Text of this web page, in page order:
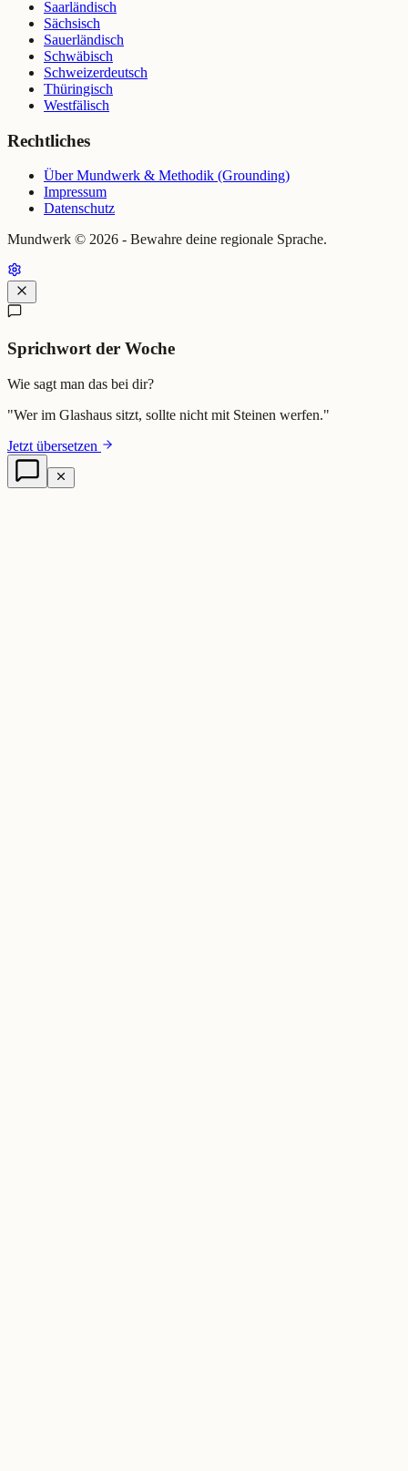
Saarländisch
Sächsisch
Sauerländisch
Schwäbisch
Schweizerdeutsch
Thüringisch
Westfälisch
Rechtliches
Über Mundwerk & Methodik (Grounding)
Impressum
Datenschutz
Mundwerk © 2026 - Bewahre deine regionale Sprache.
Sprichwort der Woche
Wie sagt man das bei dir?
"Wer im Glashaus sitzt, sollte nicht mit Steinen werfen."
Jetzt übersetzen